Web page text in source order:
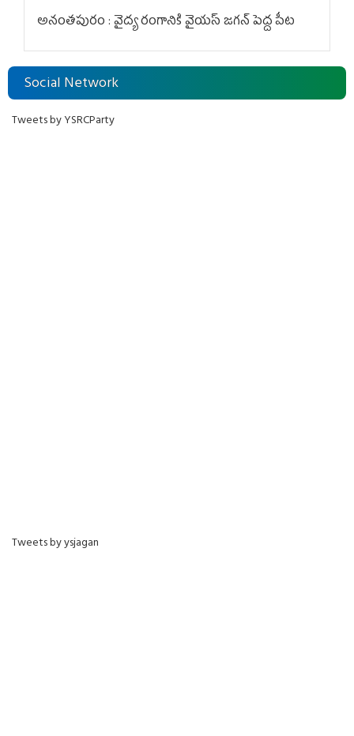
అనంతపురం : వైద్య రంగానికి వైయ‌స్ జ‌గ‌న్ పెద్ద పీట
Social Network
Tweets by YSRCParty
Tweets by ysjagan